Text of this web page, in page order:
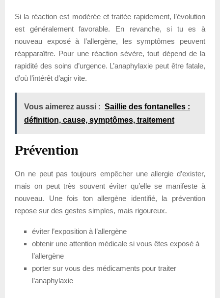
Si la réaction est modérée et traitée rapidement, l’évolution
est généralement favorable. En revanche, si tu es à
nouveau exposé à l’allergène, les symptômes peuvent
réapparaître. Pour une réaction sévère, tout dépend de la
rapidité des soins d’urgence. L’anaphylaxie peut être fatale,
d’où l’intérêt d’agir vite.
Vous aimerez aussi : Saillie des fontanelles :
définition, cause, symptômes, traitement
Prévention
On ne peut pas toujours empêcher une allergie d’exister,
mais on peut très souvent éviter qu’elle se manifeste à
nouveau. Une fois ton allergène identifié, la prévention
repose sur des gestes simples, mais rigoureux.
éviter l’exposition à l’allergène
obtenir une attention médicale si vous êtes exposé à
l’allergène
porter sur vous des médicaments pour traiter
l’anaphylaxie